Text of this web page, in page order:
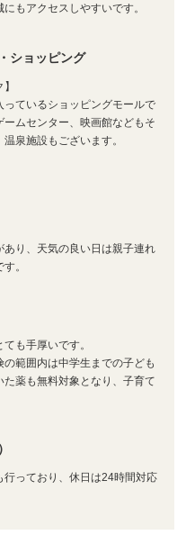
もアクセスしやすいです。
ショッピング
ているショッピングモールで
ムセンター、映画館などもそ
泉施設もございます。
り、天気の良い日は親子連れ
。
も手厚いです。
の範囲内は中学生までの子ども
薬も無料対象となり、子育て
っており、休日は24時間対応